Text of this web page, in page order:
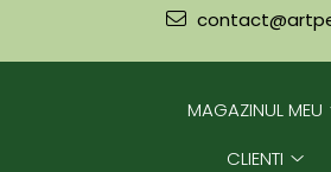
MAGAZINUL MEU
CLIENTI